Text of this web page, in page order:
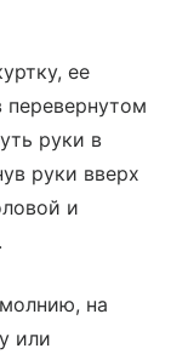
ее
руки в
руки вверх
и
на
или